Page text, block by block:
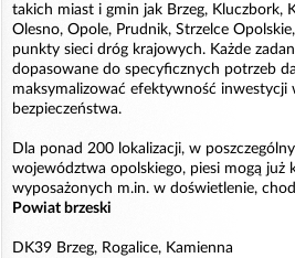
takich miast i gmin jak Brzeg, Kluczbork,
Olesno, Opole, Prudnik, Strzelce
punkty sieci dróg krajowych. Każde
dopasowane do specyficznych potrzeb
maksymalizować efektywność inwestycji
bezpieczeństwa.
Dla ponad 200 lokalizacji, w
województwa opolskiego, piesi mogą już
wyposażonych m.in. w doświetlenie,
Powiat brzeski
DK39 Brzeg, Rogalice, Kamienna